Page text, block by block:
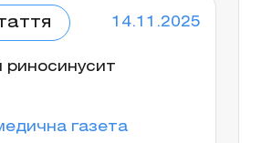
14.11.2025
риносинусит
газета